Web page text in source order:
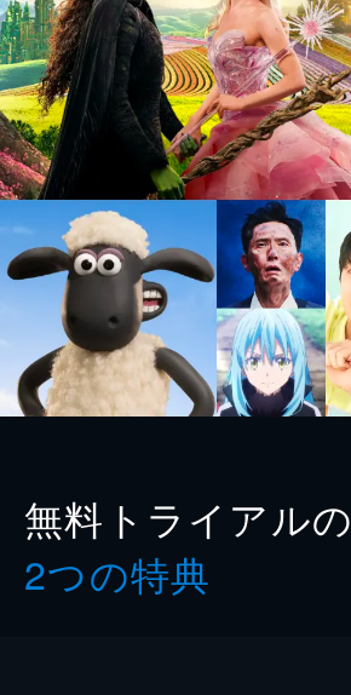
無料トライアルの
2つの特典